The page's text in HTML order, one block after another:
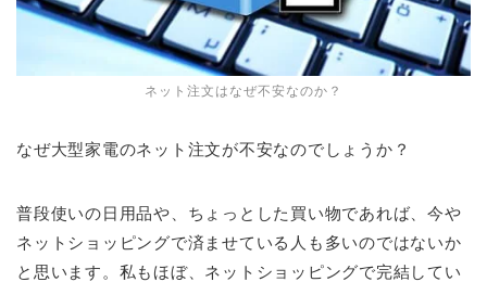
ネット注文はなぜ不安なのか？
なぜ大型家電のネット注文が不安なのでしょうか？
普段使いの日用品や、ちょっとした買い物であれば、今や
ネットショッピングで済ませている人も多いのではないか
と思います。私もほぼ、ネットショッピングで完結してい